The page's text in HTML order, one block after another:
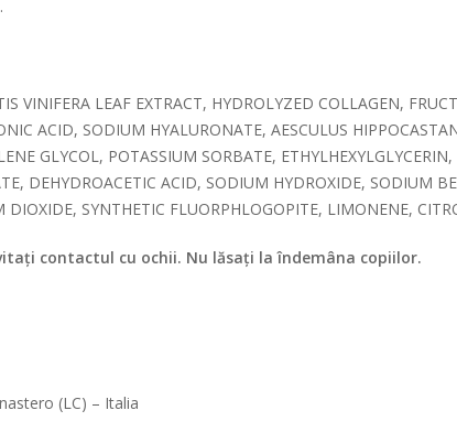
VINIFERA LEAF EXTRACT, HYDROLYZED COLLAGEN,
ACID, SODIUM HYALURONATE, AESCULUS
GLYCOL, POTASSIUM SORBATE,
DEHYDROACETIC ACID, SODIUM HYDROXIDE, SODIUM
SYNTHETIC FLUORPHLOGOPITE, LIMONENE,
contactul cu ochii. Nu lăsați la îndemâna copiilor.
(LC) – Italia